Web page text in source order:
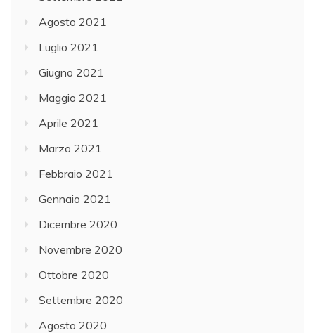
Agosto 2021
Luglio 2021
Giugno 2021
Maggio 2021
Aprile 2021
Marzo 2021
Febbraio 2021
Gennaio 2021
Dicembre 2020
Novembre 2020
Ottobre 2020
Settembre 2020
Agosto 2020